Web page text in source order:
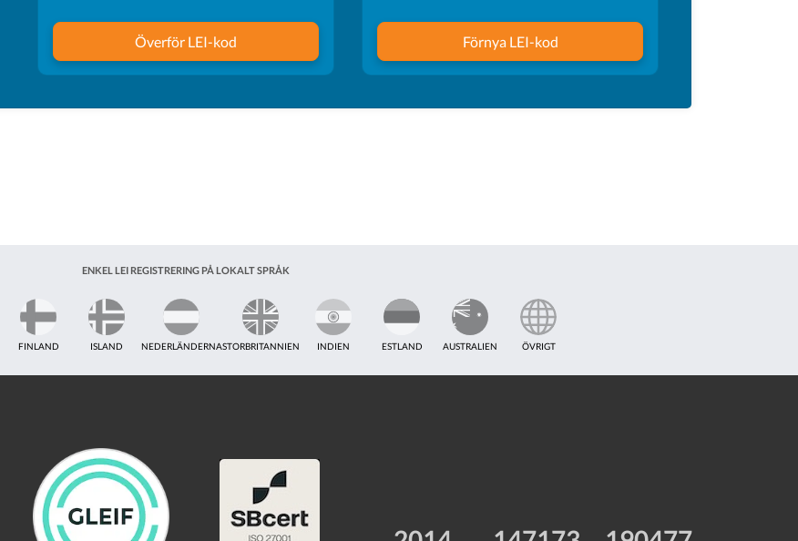
Överför LEI-kod Förnya LEI-kod
ENKEL LEI REGISTRERING PÅ LOKALT SPRÅK
FINLAND ISLAND NEDERLÄNDERNASTORBRITANNIEN INDIEN ESTLAND AUSTRALIEN ÖVRIGT